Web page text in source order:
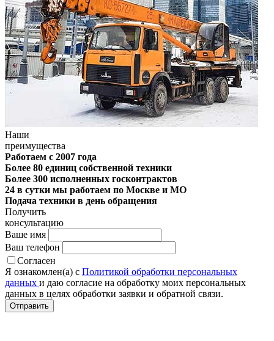
Наши
преимущества
Работаем с 2007 года
Более 80 единиц собственной техники
Более 300 исполненных госконтрактов
24 в сутки мы работаем по Москве и МО
Подача техники в день обращения
Получить
консультацию
Ваше имя
Ваш телефон
Согласен
Я ознакомлен(а) с Политикой обработки персональных
данных и даю согласие на обработку моих персональных
данных в целях обработки заявки и обратной связи.